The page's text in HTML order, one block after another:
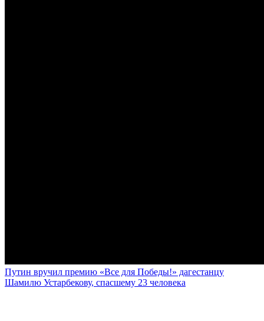
Путин вручил премию «Все для Победы!» дагестанцу
Шамилю Устарбекову, спасшему 23 человека